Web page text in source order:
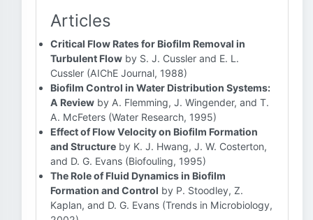
Articles
Critical Flow Rates for Biofilm Removal in
Turbulent Flow by S. J. Cussler and E. L.
Cussler (AIChE Journal, 1988)
Biofilm Control in Water Distribution Systems:
A Review by A. Flemming, J. Wingender, and T.
A. McFeters (Water Research, 1995)
Effect of Flow Velocity on Biofilm Formation
and Structure by K. J. Hwang, J. W. Costerton,
and D. G. Evans (Biofouling, 1995)
The Role of Fluid Dynamics in Biofilm
Formation and Control by P. Stoodley, Z.
Kaplan, and D. G. Evans (Trends in Microbiology,